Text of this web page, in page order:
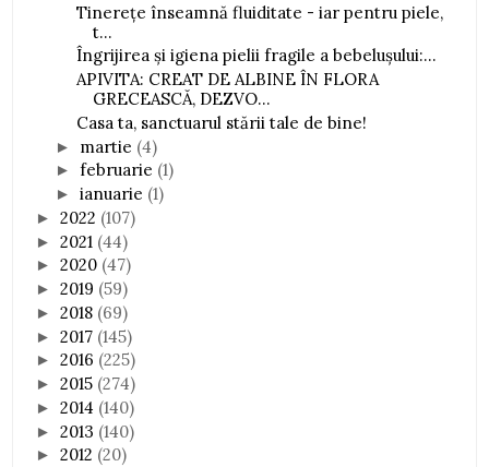
Tinerețe înseamnă fluiditate - iar pentru piele,
t...
Îngrijirea și igiena pielii fragile a bebelușului:...
APIVITA: CREAT DE ALBINE ÎN FLORA
GRECEASCĂ, DEZVO...
Casa ta, sanctuarul stării tale de bine!
► martie (4)
►februarie (1)
►ianuarie (1)
►2022 (107)
►2021 (44)
►2020 (47)
►2019 (59)
►2018 (69)
►2017 (145)
►2016 (225)
►2015 (274)
►2014 (140)
►2013 (140)
►2012 (20)